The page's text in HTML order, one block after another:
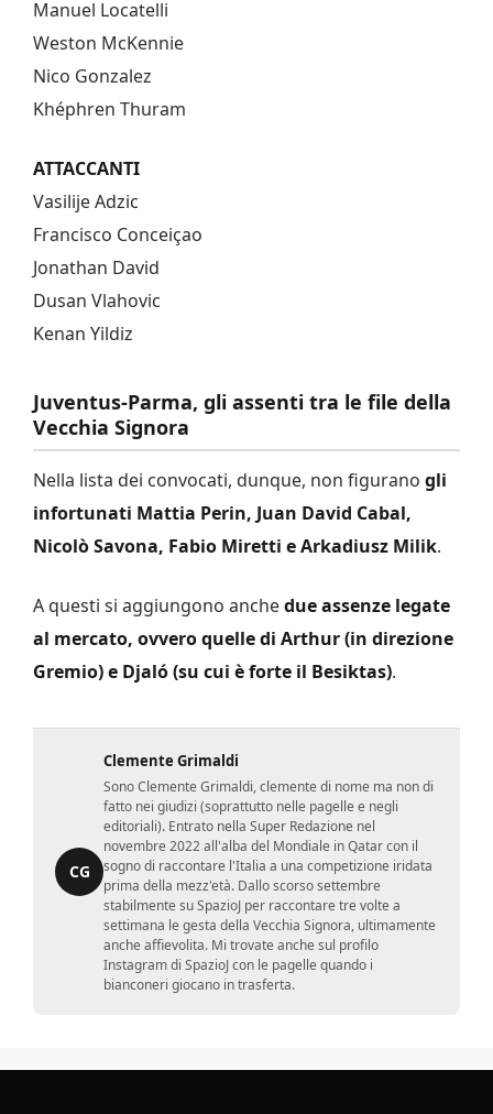
Manuel Locatelli
Weston McKennie
Nico Gonzalez
Khéphren Thuram
ATTACCANTI
Vasilije Adzic
Francisco Conceiçao
Jonathan David
Dusan Vlahovic
Kenan Yildiz
Juventus-Parma, gli assenti tra le file della
Vecchia Signora
Nella lista dei convocati, dunque, non figurano gli
infortunati Mattia Perin, Juan David Cabal,
Nicolò Savona, Fabio Miretti e Arkadiusz Milik.
A questi si aggiungono anchedue assenze legate
al mercato, ovvero quelle di Arthur (in direzione
Gremio) e Djaló (su cui è forte il Besiktas).
CG
Clemente Grimaldi
Sono Clemente Grimaldi, clemente di nome ma non di
fatto nei giudizi (soprattutto nelle pagelle e negli
editoriali). Entrato nella Super Redazione nel
novembre 2022 all'alba del Mondiale in Qatar con il
sogno di raccontare l'Italia a una competizione iridata
prima della mezz'età. Dallo scorso settembre
stabilmente su SpazioJ per raccontare tre volte a
settimana le gesta della Vecchia Signora, ultimamente
anche affievolita. Mi trovate anche sul profilo
Instagram di SpazioJ con le pagelle quando i
bianconeri giocano in trasferta.